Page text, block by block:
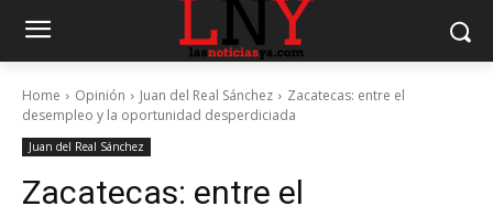
Home Opinión Juan del Real Sánchez
Zacatecas: entre el
desempleo y la oportunidad desperdiciada
Juan del Real Sánchez
Zacatecas: entre el